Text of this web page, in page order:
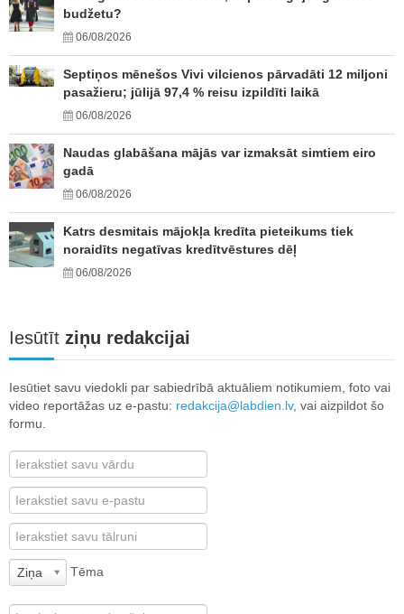
budžetu?
06/08/2026
Septiņos mēnešos Vivi vilcienos pārvadāti 12 miljoni
pasažieru; jūlijā 97,4 % reisu izpildīti laikā
06/08/2026
Naudas glabāšana mājās var izmaksāt simtiem eiro
gadā
06/08/2026
Katrs desmitais mājokļa kredīta pieteikums tiek
noraidīts negatīvas kredītvēstures dēļ
06/08/2026
Iesūtīt ziņu redakcijai
Iesūtiet savu viedokli par sabiedrībā aktuāliem notikumiem, foto vai
video reportāžas uz e-pastu: redakcija@labdien.lv, vai aizpildot šo
formu.
Ziņa Tēma